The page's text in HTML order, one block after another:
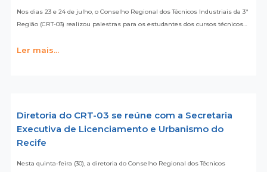
Nos dias 23 e 24 de julho, o Conselho Regional dos Técnicos Industriais da 3ª
Região (CRT-03) realizou palestras para os estudantes dos cursos técnicos…
Ler mais...
Diretoria do CRT-03 se reúne com a Secretaria
Executiva de Licenciamento e Urbanismo do
Recife
Nesta quinta-feira (30), a diretoria do Conselho Regional dos Técnicos